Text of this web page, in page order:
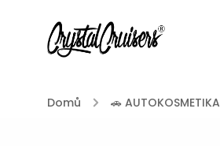
Domů / 🚗 AUTOKOSMETIKA